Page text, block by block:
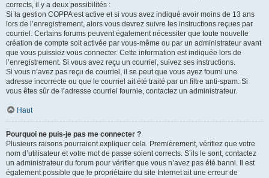
corrects, il y a deux possibilités :
Si la gestion COPPA est active et si vous avez indiqué avoir moins de 13 ans
lors de l’enregistrement, alors vous devrez suivre les instructions reçues par
courriel. Certains forums peuvent également nécessiter que toute nouvelle
création de compte soit activée par vous-même ou par un administrateur avant
que vous puissiez vous connecter. Cette information est indiquée lors de
l’enregistrement. Si vous avez reçu un courriel, suivez ses instructions.
Si vous n’avez pas reçu de courriel, il se peut que vous ayez fourni une
adresse incorrecte ou que le courriel ait été traité par un filtre anti-spam. Si
vous êtes sûr de l’adresse courriel fournie, contactez un administrateur.
Haut
Pourquoi ne puis-je pas me connecter ?
Plusieurs raisons pourraient expliquer cela. Premièrement, vérifiez que votre
nom d’utilisateur et votre mot de passe soient corrects. S’ils le sont, contactez
un administrateur du forum pour vérifier que vous n’avez pas été banni. Il est
également possible que le propriétaire du site Internet ait une erreur de